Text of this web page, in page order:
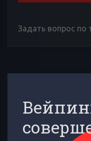
Задать вопрос по
Сложно